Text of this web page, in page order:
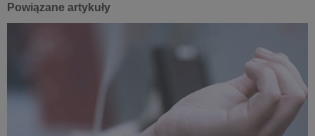
Powiązane artykuły